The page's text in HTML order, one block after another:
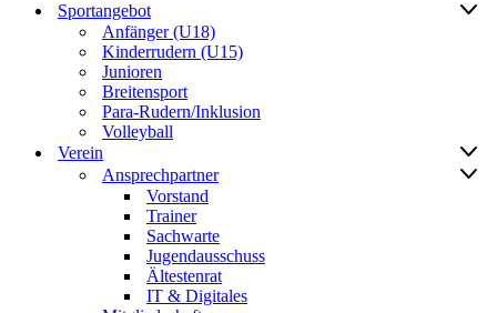
Sportangebot
Anfänger (U18)
Kinderrudern (U15)
Junioren
Breitensport
Para-Rudern/Inklusion
Volleyball
Verein
Ansprechpartner
Vorstand
Trainer
Sachwarte
Jugendausschuss
Ältestenrat
IT & Digitales